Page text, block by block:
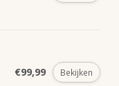
€99,99 Bekijken